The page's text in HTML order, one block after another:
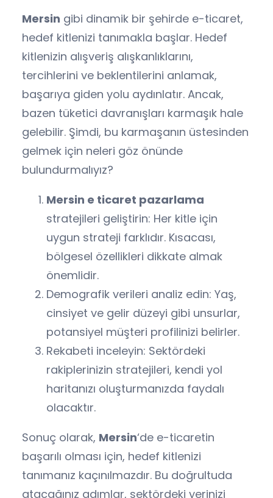
Mersin gibi dinamik bir şehirde e-ticaret,
hedef kitlenizi tanımakla başlar. Hedef
kitlenizin alışveriş alışkanlıklarını,
tercihlerini ve beklentilerini anlamak,
başarıya giden yolu aydınlatır. Ancak,
bazen tüketici davranışları karmaşık hale
gelebilir. Şimdi, bu karmaşanın üstesinden
gelmek için neleri göz önünde
bulundurmalıyız?
Mersin e ticaret pazarlama
stratejileri geliştirin: Her kitle için
uygun strateji farklıdır. Kısacası,
bölgesel özellikleri dikkate almak
önemlidir.
Demografik verileri analiz edin: Yaş,
cinsiyet ve gelir düzeyi gibi unsurlar,
potansiyel müşteri profilinizi belirler.
Rekabeti inceleyin: Sektördeki
rakiplerinizin stratejileri, kendi yol
haritanızı oluşturmanızda faydalı
olacaktır.
Sonuç olarak, Mersin‘de e-ticaretin
başarılı olması için, hedef kitlenizi
tanımanız kaçınılmazdır. Bu doğrultuda
atacağınız adımlar, sektördeki yerinizi